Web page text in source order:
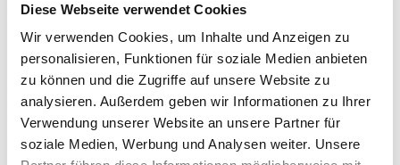
Diese Webseite verwendet Cookies
Wir verwenden Cookies, um Inhalte und Anzeigen zu
personalisieren, Funktionen für soziale Medien anbieten
zu können und die Zugriffe auf unsere Website zu
analysieren. Außerdem geben wir Informationen zu Ihrer
Verwendung unserer Website an unsere Partner für
soziale Medien, Werbung und Analysen weiter. Unsere
Diese Preisdisplay sind in verschiedenen Design und Schriftarten
produzier- und auch als Einbauplatinen lieferbar. Auch bei
Einbauplatinen ist ein Schutzgrad von IP54 bis IP67 je nach Modell
möglich, womit ein Nachrüsten älterer Anlagen kein Problem ist.
Egal, ob Zimmerpreise, Kraftstoffe, wie Diesel, Super, LPG,
Autogas oder AdBlue und andere Parameter- mit einer Daylite-
Anzeigetafel setzen Sie Ihre Preise gut in Szene.
Lassen Sie sich einfachvon unseren Spezialisten beraten.